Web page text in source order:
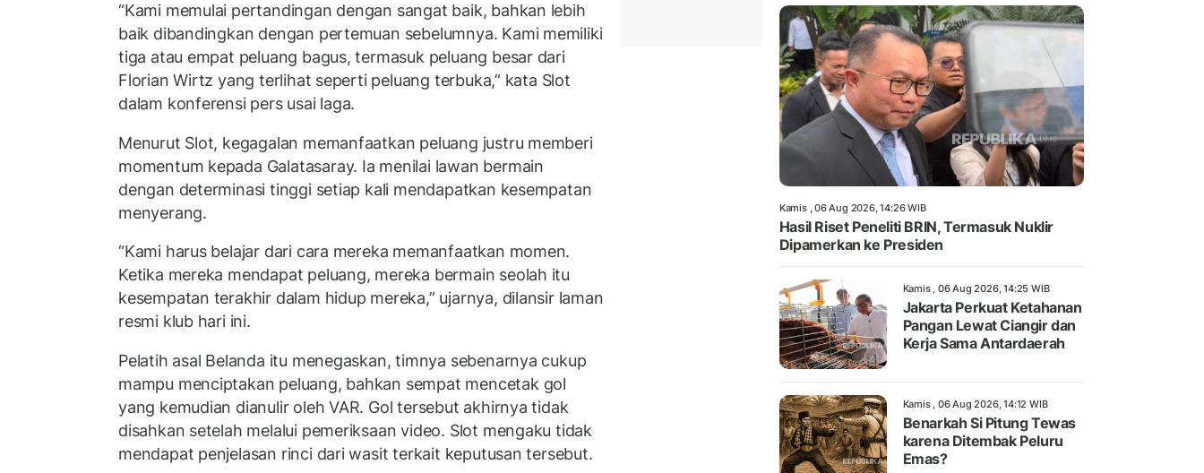
“Kami memulai pertandingan dengan sangat baik, bahkan lebih
baik dibandingkan dengan pertemuan sebelumnya. Kami memiliki
tiga atau empat peluang bagus, termasuk peluang besar dari
Florian Wirtz yang terlihat seperti peluang terbuka,” kata Slot
dalam konferensi pers usai laga.
Menurut Slot, kegagalan memanfaatkan peluang justru memberi
momentum kepada Galatasaray. Ia menilai lawan bermain
dengan determinasi tinggi setiap kali mendapatkan kesempatan
menyerang.
“Kami harus belajar dari cara mereka memanfaatkan momen.
Ketika mereka mendapat peluang, mereka bermain seolah itu
kesempatan terakhir dalam hidup mereka,” ujarnya, dilansir laman
resmi klub hari ini.
Pelatih asal Belanda itu menegaskan, timnya sebenarnya cukup
mampu menciptakan peluang, bahkan sempat mencetak gol
yang kemudian dianulir oleh VAR. Gol tersebut akhirnya tidak
disahkan setelah melalui pemeriksaan video. Slot mengaku tidak
mendapat penjelasan rinci dari wasit terkait keputusan tersebut.
Kamis , 06 Aug 2026, 14:26 WIB
Hasil Riset Peneliti BRIN, Termasuk Nuklir
Dipamerkan ke Presiden
Kamis , 06 Aug 2026, 14:25 WIB
Jakarta Perkuat Ketahanan
Pangan Lewat Ciangir dan
Kerja Sama Antardaerah
Kamis , 06 Aug 2026, 14:12 WIB
Benarkah Si Pitung Tewas
karena Ditembak Peluru
Emas?